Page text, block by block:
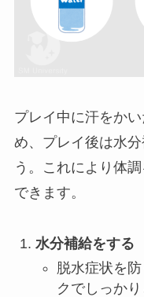
プレイ中に汗をか
め、プレイ後は水
う。これにより体
できます。
水分補給をする
脱水症状を
クでしっか